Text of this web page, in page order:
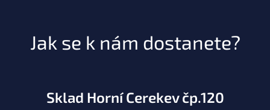
Jak se k nám dostanete?
Sklad Horní Cerekev čp.120